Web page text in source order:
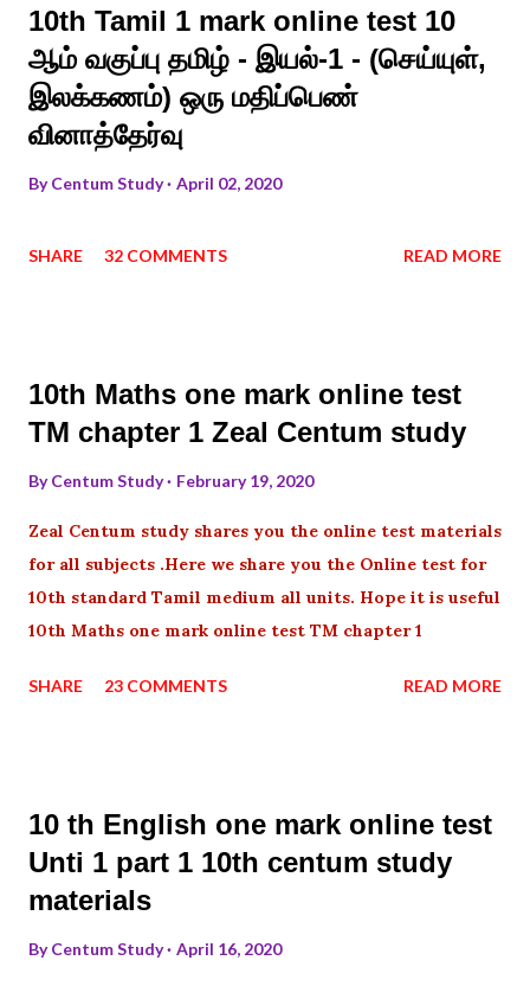
10th Tamil 1 mark online test 10
ஆம் வகுப்பு தமிழ் - இயல்-1 - (செய்யுள்,
இலக்கணம்) ஒரு மதிப்பெண்
வினாத்தேர்வு
ByCentum Study April 02, 2020
SHARE 32 COMMENTS READ MORE
10th Maths one mark online test
TM chapter 1 Zeal Centum study
ByCentum Study February 19, 2020
Zeal Centum study shares you the online test materials
for all subjects .Here we share you the Online test for
10th standard Tamil medium all units. Hope it is useful
10th Maths one mark online test TM chapter 1
SHARE 23 COMMENTS READ MORE
10 th English one mark online test
Unti 1 part 1 10th centum study
materials
ByCentum Study April 16, 2020